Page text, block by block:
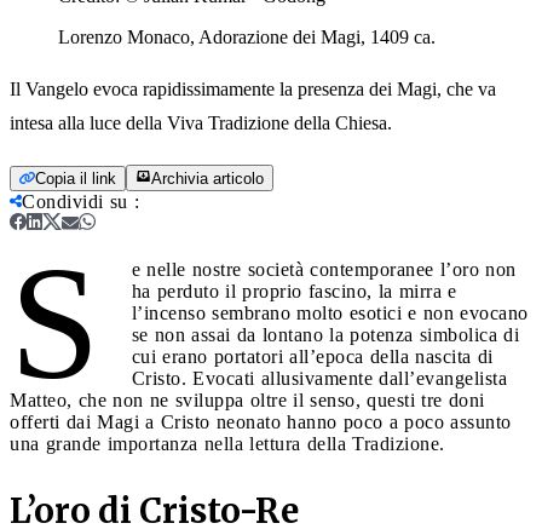
Lorenzo Monaco, Adorazione dei Magi, 1409 ca.
Il Vangelo evoca rapidissimamente la presenza dei Magi, che va
intesa alla luce della Viva Tradizione della Chiesa.
Copia il link Archivia articolo
Condividi su :
S
e nelle nostre società contemporanee l’oro non
ha perduto il proprio fascino, la mirra e
l’incenso sembrano molto esotici e non evocano
se non assai da lontano la potenza simbolica di
cui erano portatori all’epoca della nascita di
Cristo. Evocati allusivamente dall’evangelista
Matteo, che non ne sviluppa oltre il senso, questi tre doni
offerti dai Magi a Cristo neonato hanno poco a poco assunto
una grande importanza nella lettura della Tradizione.
L’oro di Cristo-Re